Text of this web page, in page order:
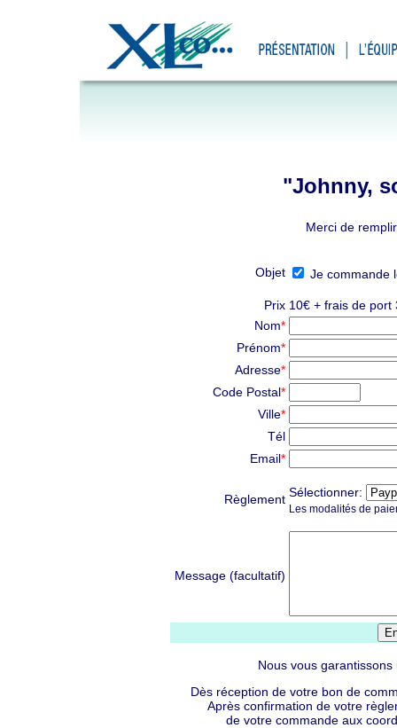
"Johnny,
Merci de
Objet Je commande
Prix 10€ + frais de port
Nom*
Prénom*
Adresse*
Code Postal*
Ville*
Tél
Email*
Règlement Sélectionner:
Les modalités de
Message (facultatif)
Nous vous
Dès réception de votre bon de
Après confirmation de votre
de votre commande aux